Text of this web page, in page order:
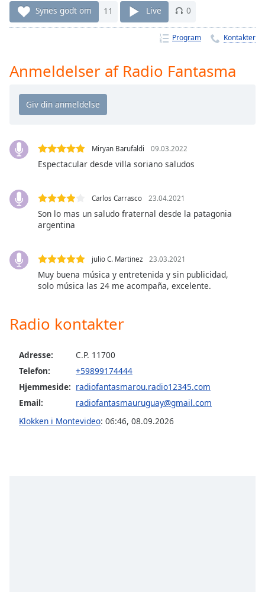
Seek to
live,
currently
Time-
Chapters
Chapters
Descriptions
descriptions
,
Subtitles
subtitles
opens
subtitles
dialog
subtitles
off
selected
Audio
Track
Synes godt om 11 Live 0
Program Kontakter
Anmeldelser af Radio Fantasma
Miryan Barufaldi 09.03.2022
Espectacular desde villa soriano saludos
Carlos Carrasco 23.04.2021
Son lo mas un saludo fraternal desde la patagonia
argentina
julio C. Martinez 23.03.2021
Muy buena música y entretenida y sin publicidad,
solo música las 24 me acompaña, excelente.
Radio kontakter
Adresse:
C.P. 11700
Telefon:
+59899174444
Hjemmeside: radiofantasmarou.radio12345.com
Email:
radiofantasmauruguay@gmail.com
Klokken i Montevideo: 06:46, 08.09.2026